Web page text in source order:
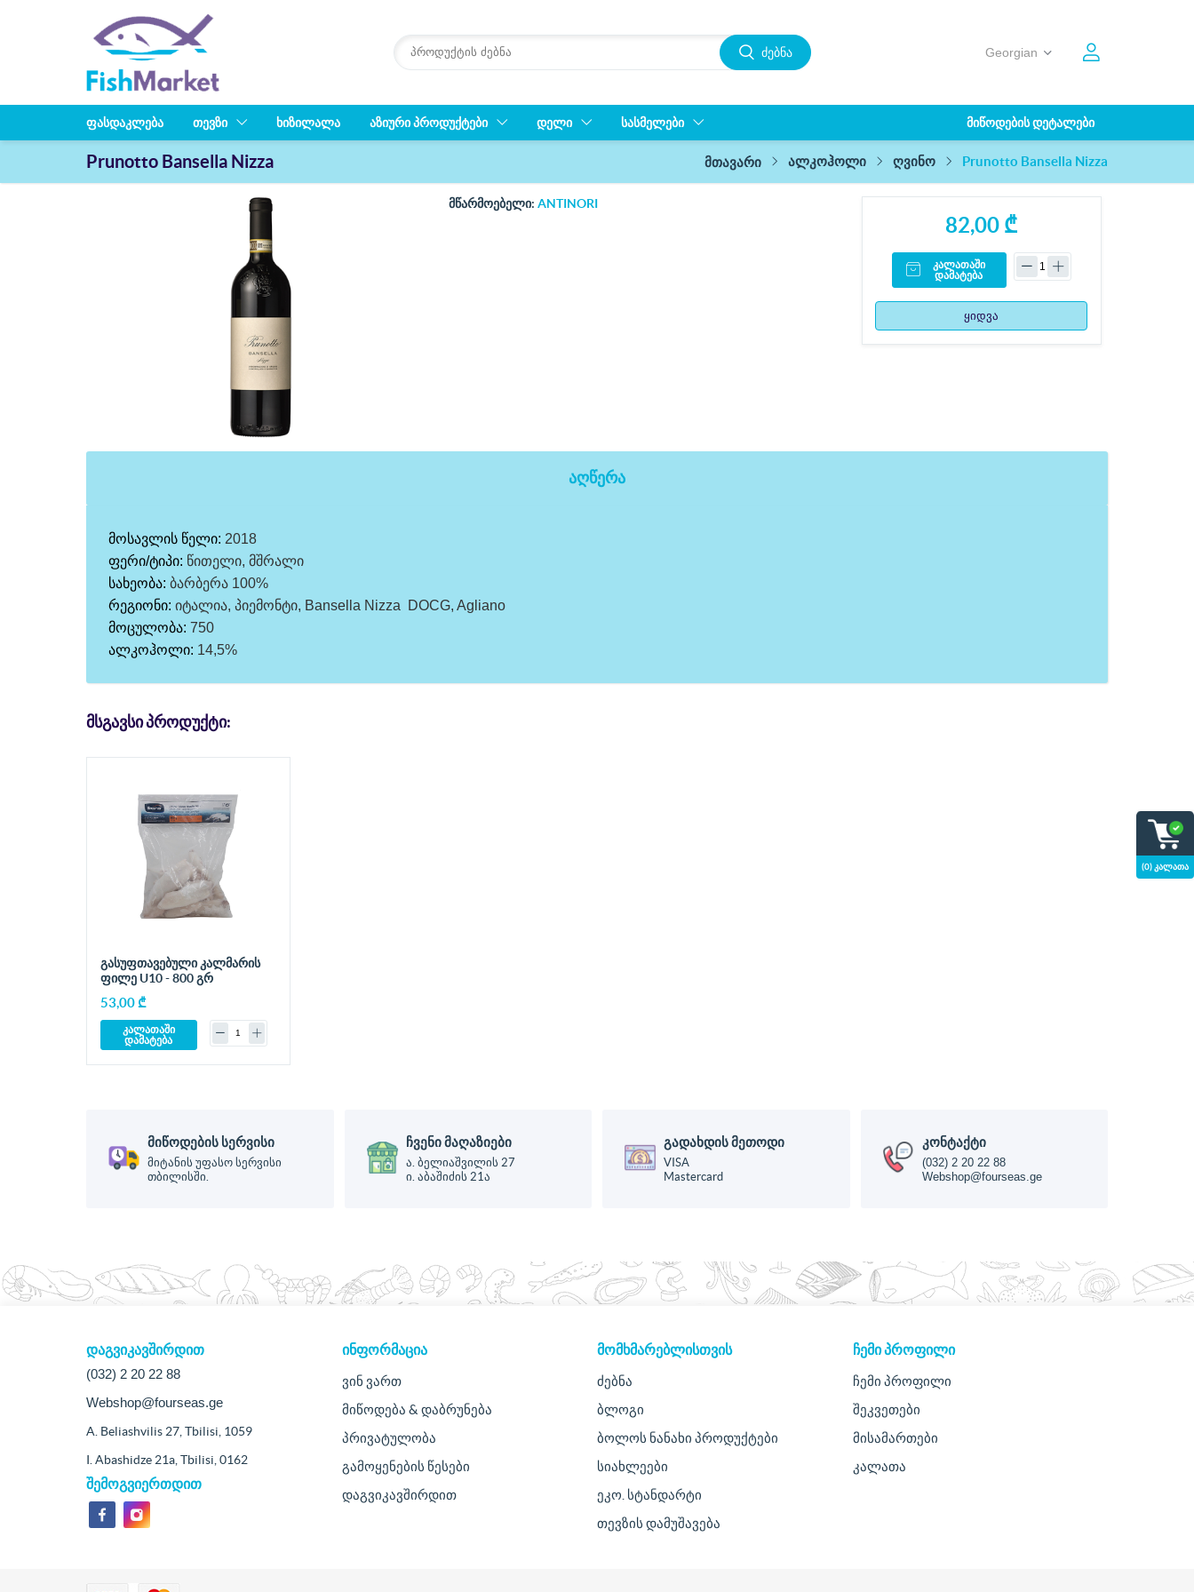
(0) კალათა
ძებნა
ᲤᲐᲡᲓᲐᲙᲚᲔᲑᲐ ᲗᲔᲕᲖᲘ ᲮᲘᲖᲘᲚᲐᲚᲐ ᲐᲖᲘᲣᲠᲘ ᲞᲠᲝᲓᲣᲥᲢᲔᲑᲘ ᲓᲔᲚᲘ ᲡᲐᲡᲛᲔᲚᲔᲑᲘ ᲛᲘᲬᲝᲓᲔᲑᲘᲡ ᲓᲔᲢᲐᲚᲔᲑᲘ
Prunotto Bansella Nizza მთავარი ალკოჰოლი ღვინო Prunotto Bansella Nizza
მწარმოებელი: ANTINORI
82,00 ₾
კალათაში
დამატება
ყიდვა
აღწერა
მოსავლის წელი: 2018
ფერი/ტიპი: წითელი, მშრალი
სახეობა: ბარბერა 100%
რეგიონი: იტალია, პიემონტი, Bansella Nizza DOCG, Agliano
მოცულობა: 750
ალკოჰოლი: 14,5%
ᲛᲡᲒᲐᲕᲡᲘ ᲞᲠᲝᲓᲣᲥᲢᲘ:
გასუფთავებული კალმარის
ფილე U10 - 800 გრ
53,00 ₾
კალათაში
დამატება
მიწოდების სერვისი
მიტანის უფასო სერვისი
თბილისში.
ჩვენი მაღაზიები
ა. ბელიაშვილის 27
ი. აბაშიძის 21ა
გადახდის მეთოდი
VISA
Mastercard
კონტაქტი
(032) 2 20 22 88
Webshop@fourseas.ge
დაგვიკავშირდით
(032) 2 20 22 88
Webshop@fourseas.ge
A. Beliashvilis 27, Tbilisi, 1059
I. Abashidze 21a, Tbilisi, 0162
შემოგვიერთდით
ᲘᲜᲤᲝᲠᲛᲐᲪᲘᲐ
ვინ ვართ
მიწოდება & დაბრუნება
პრივატულობა
გამოყენების წესები
დაგვიკავშირდით
ᲛᲝᲛᲮᲛᲐᲠᲔᲑᲚᲘᲡᲗᲕᲘᲡ
ძებნა
ბლოგი
ბოლოს ნანახი პროდუქტები
სიახლეები
ეკო. სტანდარტი
თევზის დამუშავება
ᲩᲔᲛᲘ ᲞᲠᲝᲤᲘᲚᲘ
ჩემი პროფილი
შეკვეთები
მისამართები
კალათა